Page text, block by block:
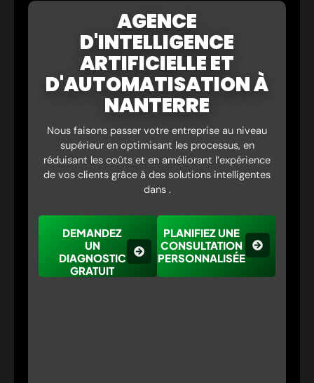
AGENCE
D'INTELLIGENCE
ARTIFICIELLE ET
D'AUTOMATISATION À
NANTERRE
Nous faisons passer votre entreprise au niveau
supérieur en optimisant les processus, en
réduisant les coûts et en améliorant l’expérience
de vos clients grâce à des solutions intelligentes
dans .
DEMANDEZ
UN
DIAGNOSTIC
GRATUIT
PLANIFIEZ UNE
CONSULTATION
PERSONNALISÉE